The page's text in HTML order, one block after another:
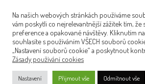
semináře, konferenci, plavbu na lodi a WC
tiskneme odborné publikace pro pacienty.
NEWSLETTER
Na našich webových stránkách používáme
vám poskytli co nejrelevantnější zážitek tím, že
preference a opakované návštěvy. Kliknutím
souhlasíte s používáním VŠECH souborů
„Nastavení souborů cookie“ a poskytnout
Zásady používání cookies
Nastavení Přijmout vše Odmítnout vše